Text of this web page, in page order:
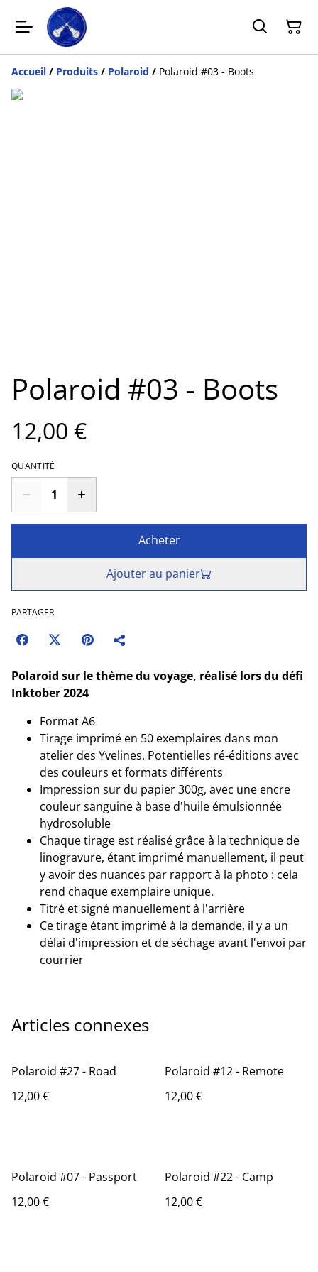
Accueil / Produits / Polaroid / Polaroid #03 - Boots
Polaroid #03 - Boots
12,00 €
QUANTITÉ
Acheter
Ajouter au panier
PARTAGER
Polaroid sur le thème du voyage, réalisé lors du défi
Inktober 2024
Format A6
Tirage imprimé en 50 exemplaires dans mon
atelier des Yvelines. Potentielles ré-éditions avec
des couleurs et formats différents
Impression sur du papier 300g, avec une encre
couleur sanguine à base d'huile émulsionnée
hydrosoluble
Chaque tirage est réalisé grâce à la technique de
linogravure, étant imprimé manuellement, il peut
y avoir des nuances par rapport à la photo : cela
rend chaque exemplaire unique.
Titré et signé manuellement à l'arrière
Ce tirage étant imprimé à la demande, il y a un
délai d'impression et de séchage avant l'envoi par
courrier
Articles connexes
Polaroid #27 - Road
12,00 €
Polaroid #12 - Remote
12,00 €
Polaroid #07 - Passport
12,00 €
Polaroid #22 - Camp
12,00 €